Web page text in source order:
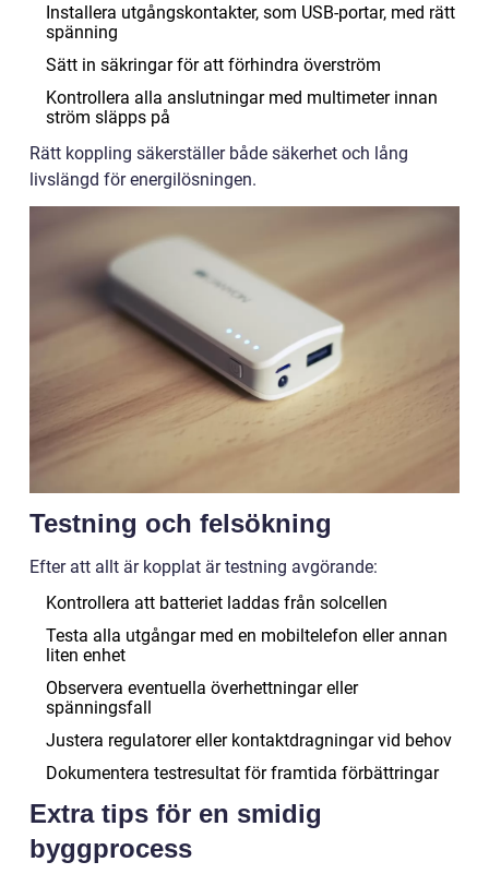
Installera utgångskontakter, som USB-portar, med rätt
spänning
Sätt in säkringar för att förhindra överström
Kontrollera alla anslutningar med multimeter innan
ström släpps på
Rätt koppling säkerställer både säkerhet och lång
livslängd för energilösningen.
Testning och felsökning
Efter att allt är kopplat är testning avgörande:
Kontrollera att batteriet laddas från solcellen
Testa alla utgångar med en mobiltelefon eller annan
liten enhet
Observera eventuella överhettningar eller
spänningsfall
Justera regulatorer eller kontaktdragningar vid behov
Dokumentera testresultat för framtida förbättringar
Extra tips för en smidig
byggprocess